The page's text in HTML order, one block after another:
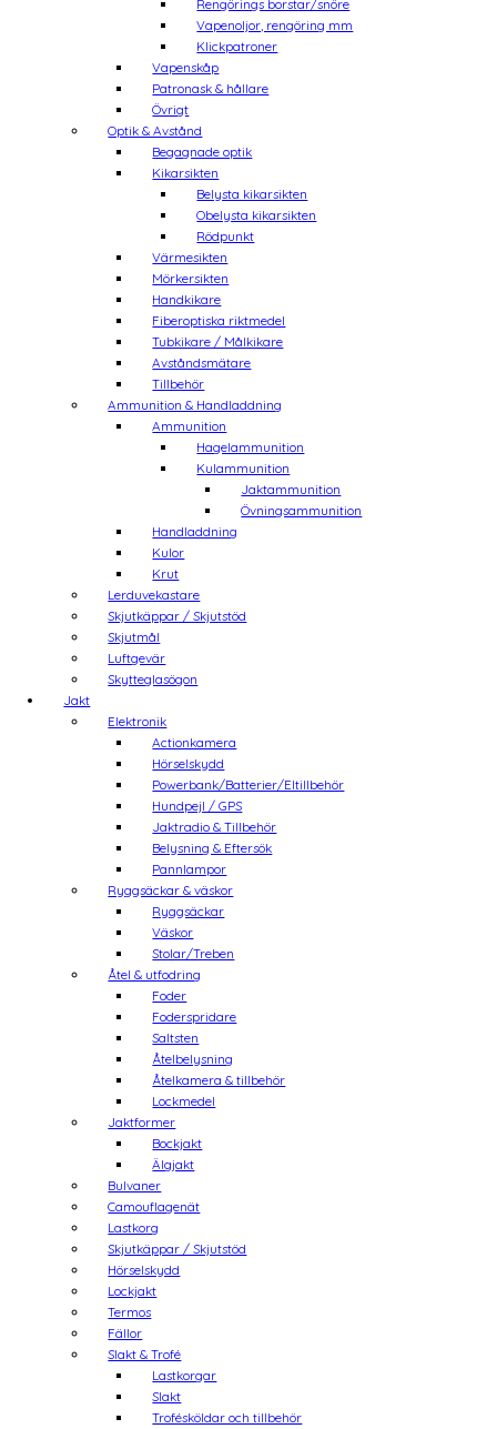
Rengörings borstar/snöre
Vapenoljor, rengöring mm
Klickpatroner
Vapenskåp
Patronask & hållare
Övrigt
Optik & Avstånd
Begagnade optik
Kikarsikten
Belysta kikarsikten
Obelysta kikarsikten
Rödpunkt
Värmesikten
Mörkersikten
Handkikare
Fiberoptiska riktmedel
Tubkikare / Målkikare
Avståndsmätare
Tillbehör
Ammunition & Handladdning
Ammunition
Hagelammunition
Kulammunition
Jaktammunition
Övningsammunition
Handladdning
Kulor
Krut
Lerduvekastare
Skjutkäppar / Skjutstöd
Skjutmål
Luftgevär
Skytteglasögon
Jakt
Elektronik
Actionkamera
Hörselskydd
Powerbank/Batterier/Eltillbehör
Hundpejl / GPS
Jaktradio & Tillbehör
Belysning & Eftersök
Pannlampor
Ryggsäckar & väskor
Ryggsäckar
Väskor
Stolar/Treben
Åtel & utfodring
Foder
Foderspridare
Saltsten
Åtelbelysning
Åtelkamera & tillbehör
Lockmedel
Jaktformer
Bockjakt
Älgjakt
Bulvaner
Camouflagenät
Lastkorg
Skjutkäppar / Skjutstöd
Hörselskydd
Lockjakt
Termos
Fällor
Slakt & Trofé
Lastkorgar
Slakt
Trofésköldar och tillbehör